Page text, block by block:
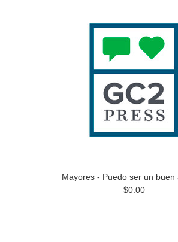
Mayores - Puedo ser un buen
$0.00